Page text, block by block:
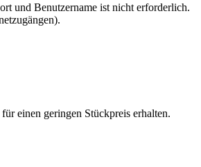
und Benutzername ist nicht erforderlich.
einen geringen Stückpreis erhalten.